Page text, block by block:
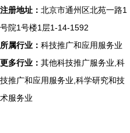
注册地址： 北京市通州区北苑一路1
号院1号楼1层1-14-1592
所属行业： 科技推广和应用服务业
更多行业： 其他科技推广服务业,科
技推广和应用服务业,科学研究和技
术服务业